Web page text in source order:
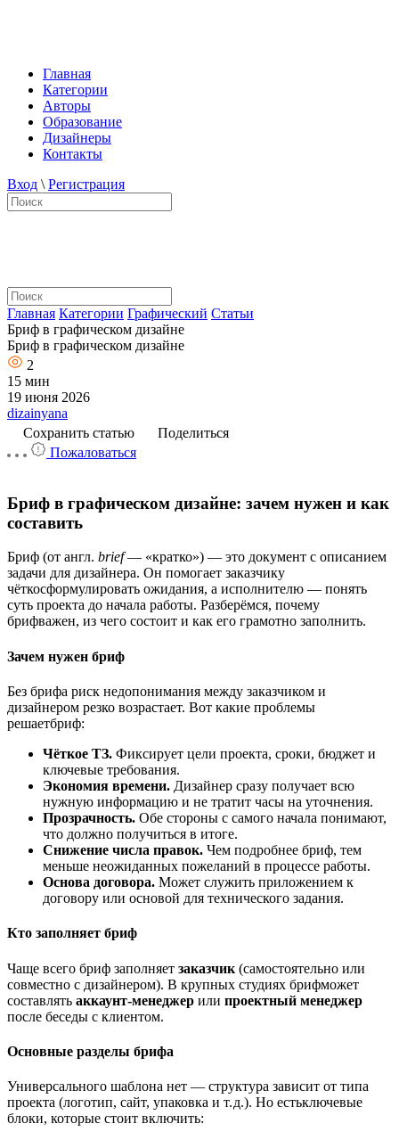
Главная
Категории
Авторы
Образование
Дизайнеры
Контакты
Вход \ Регистрация
Главная Категории Графический Статьи
Бриф в графическом дизайне
Бриф в графическом дизайне
2
15 мин
19 июня 2026
dizainyana
Сохранить статью
Поделиться
Пожаловаться
Бриф в графическом дизайне: зачем нужен и как
составить
Бриф (от англ. brief— «кратко») — это документ с описанием
задачи для дизайнера. Он помогает заказчику
чёткосформулировать ожидания, а исполнителю — понять
суть проекта до начала работы. Разберёмся, почему
брифважен, из чего состоит и как его грамотно заполнить.
Зачем нужен бриф
Без брифа риск недопонимания между заказчиком и
дизайнером резко возрастает. Вот какие проблемы
решаетбриф:
Чёткое ТЗ. Фиксирует цели проекта, сроки, бюджет и
ключевые требования.
Экономия времени. Дизайнер сразу получает всю
нужную информацию и не тратит часы на уточнения.
Прозрачность. Обе стороны с самого начала понимают,
что должно получиться в итоге.
Снижение числа правок. Чем подробнее бриф, тем
меньше неожиданных пожеланий в процессе работы.
Основа договора. Может служить приложением к
договору или основой для технического задания.
Кто заполняет бриф
Чаще всего бриф заполняет заказчик (самостоятельно или
совместно с дизайнером). В крупных студиях брифможет
составлять аккаунт‑менеджер или проектный менеджер
после беседы с клиентом.
Основные разделы брифа
Универсального шаблона нет — структура зависит от типа
проекта (логотип, сайт, упаковка и т.д.). Но естьключевые
блоки, которые стоит включить: